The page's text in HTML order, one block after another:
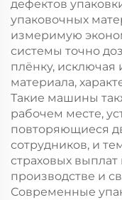
дефектов
упаковочных
измеримую
системы точно
плёнку,
материала,
Такие машины
рабочем месте,
повторяющиеся
сотрудников, и
страховых
производстве и
Современные